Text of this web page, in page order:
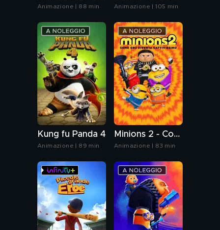
Animazione | 88 min Animazione | 105 min
Kung fu Panda 4
Animazione | 89 min
Minions 2 - Come Gru diventa cattivissimo
Animazione | 83 min